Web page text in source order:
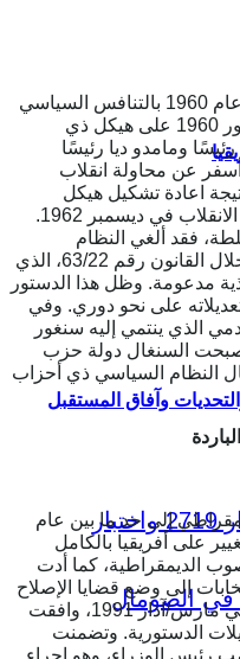
وآفاق المستقبل
تميزت التطورات الدستورية فيما بعد عام 1960 بالتنافس السياسي
بين رأسي السلطة التنفيذية. نص دستور 1960 على هيكل ذي
ومامدو ديا رئيسًا
عن محاولة انقلاب
اعادة تشكيل هيكل
السلطة في السنغال بعد ان تم سحق الانقلاب في ديسمبر 1962.
فقد ألغي النظام
البرلماني في التعديل الدستوري من خلال القانون رقم 63/22، الذي
مدعومة. وظل هذا الدستور
على نحو دوري. وفي
الذي ينتمي إليه سنغور
السنغال دولة حزب
النظام السياسي ذي أحزاب
إلى حد ما بين عام
على أفريقيا بالكامل
الديمقراطية، كما أدت
إلى وضع قضايا الإصلاح
الدستوري والتنازلات في المقدمة. وفي مارس/آذار 1991، وافقت
الدستورية. وتضمنت
رئيس الوزراء، وهو إجراء